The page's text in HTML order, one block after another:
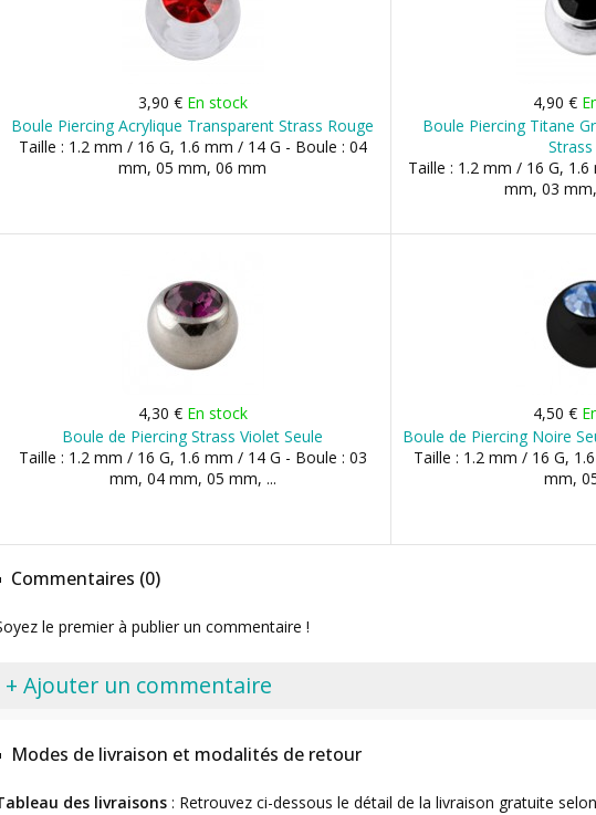
3,90 € En stock
Boule Piercing Acrylique Transparent Strass Rouge
Taille : 1.2 mm / 16 G, 1.6 mm / 14 G - Boule : 04
mm, 05 mm, 06 mm
4,90 €
Boule Piercing Titane
Taille : 1.2 mm / 16 G,
mm, 03
4,30 € En stock
Boule de Piercing Strass Violet Seule
Taille : 1.2 mm / 16 G, 1.6 mm / 14 G - Boule : 03
mm, 04 mm, 05 mm, ...
4,50 €
Boule de Piercing Noire
Taille : 1.2 mm / 16 G,
mm,
Commentaires (0)
le premier à publier un commentaire !
+ Ajouter un commentaire
Modes de livraison et modalités de retour
des livraisons : Retrouvez ci-dessous le détail de la livraison gratuite